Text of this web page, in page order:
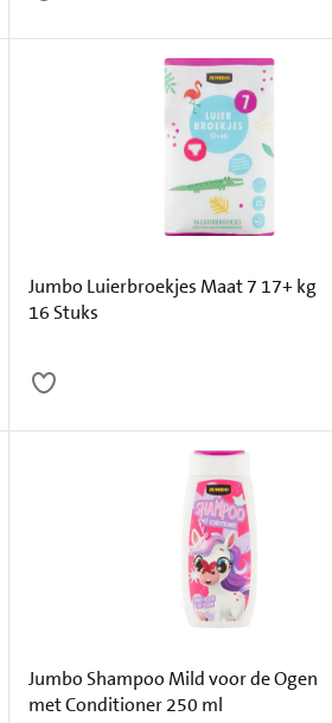
3,99Jumbo Luierbroekjes Maat 7 17+ kg
16 Stuks
2,59Jumbo Shampoo Mild voor de Ogen
met Conditioner 250 ml